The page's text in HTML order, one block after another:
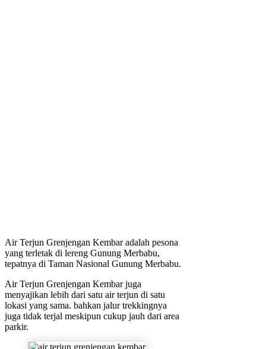
Air Terjun Grenjengan Kembar adalah pesona
yang terletak di lereng Gunung Merbabu,
tepatnya di Taman Nasional Gunung Merbabu.
Air Terjun Grenjengan Kembar juga
menyajikan lebih dari satu air terjun di satu
lokasi yang sama. bahkan jalur trekkingnya
juga tidak terjal meskipun cukup jauh dari area
parkir.